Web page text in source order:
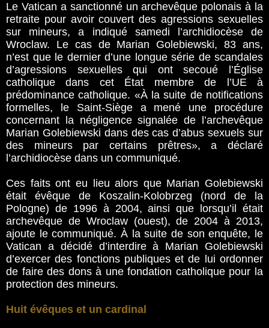
Le Vatican a sanctionné un archevêque polonais à la
retraite pour avoir couvert des agressions sexuelles
sur mineurs, a indiqué samedi l’archidiocèse de
Wroclaw. Le cas de Marian Golebiewski, 83 ans,
n’est que le dernier d’une longue série de scandales
d’agressions sexuelles qui ont secoué l’Église
catholique dans cet État membre de l’UE à
prédominance catholique. «À la suite de notifications
formelles, le Saint-Siège a mené une procédure
concernant la négligence signalée de l’archevêque
Marian Golebiewski dans des cas d’abus sexuels sur
des mineurs par certains prêtres», a déclaré
l’archidiocèse dans un communiqué.
Ces faits ont eu lieu alors que Marian Golebiewski
était évêque de Koszalin-Kolobrzeg (nord de la
Pologne) de 1996 à 2004, ainsi que lorsqu’il était
archevêque de Wroclaw (ouest), de 2004 à 2013,
ajoute le communiqué. À la suite de son enquête, le
Vatican a décidé d’interdire à Marian Golebiewski
d’exercer des fonctions publiques et de lui ordonner
de faire des dons à une fondation catholique pour la
protection des mineurs.
Huit évêques et un cardinal